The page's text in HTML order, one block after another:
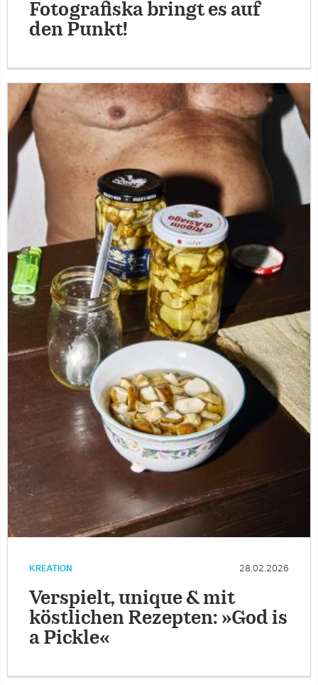
Fotografiska bringt es auf
den Punkt!
KREATION 28.02.2026
Verspielt, unique & mit
köstlichen Rezepten: »God is
a Pickle«